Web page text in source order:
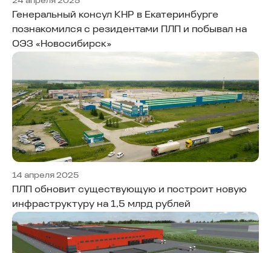
Генеральный консул КНР в Екатеринбурге
познакомился с резидентами ПЛП и побывал на
ОЭЗ «Новосибирск»
14 апреля 2025
ПЛП обновит существующую и построит новую
инфраструктуру на 1,5 млрд рублей